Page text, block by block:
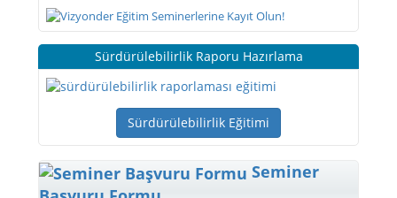
Sürdürülebilirlik Raporu Hazırlama
Sürdürülebilirlik Eğitimi
Seminer